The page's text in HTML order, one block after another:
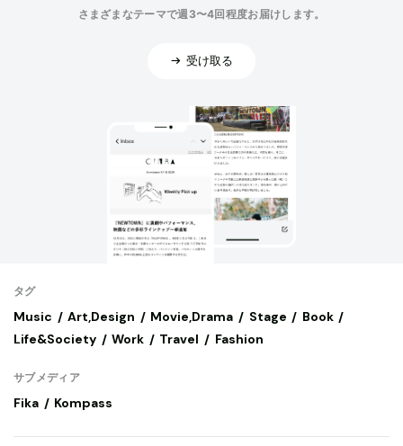
さまざまなテーマで週3〜4回程度お届けします。
受け取る
タグ
Music Art,Design Movie,Drama Stage
Book
Life&Society
Work Travel Fashion
サブメディア
Fika Kompass